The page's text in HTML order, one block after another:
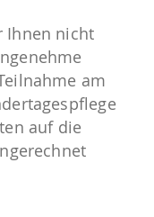
Ihnen nicht
am
auf die